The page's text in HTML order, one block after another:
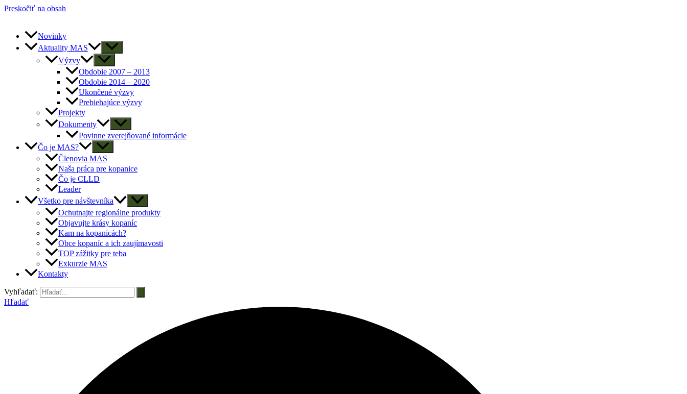
Preskočiť na obsah
Novinky
Aktuality MAS
Výzvy
Obdobie 2007 – 2013
Obdobie 2014 – 2020
Ukončené výzvy
Prebiehajúce výzvy
Projekty
Dokumenty
Povinne zverejňované informácie
Čo je MAS?
Členovia MAS
Naša práca pre kopanice
Čo je CLLD
Leader
Všetko pre návštevníka
Ochutnajte regionálne produkty
Objavujte krásy kopaníc
Kam na kopanicách?
Obce kopaníc a ich zaujímavosti
TOP zážitky pre teba
Exkurzie MAS
Kontakty
Vyhľadať:
Hľadať